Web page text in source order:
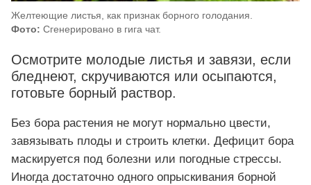
Желтеющие листья, как признак борного голодания.
Фото: Сгенерировано в гига чат.
Осмотрите молодые листья и завязи, если
бледнеют, скручиваются или осыпаются,
готовьте борный раствор.
Без бора растения не могут нормально цвести,
завязывать плоды и строить клетки. Дефицит бора
маскируется под болезни или погодные стрессы.
Иногда достаточно одного опрыскивания борной